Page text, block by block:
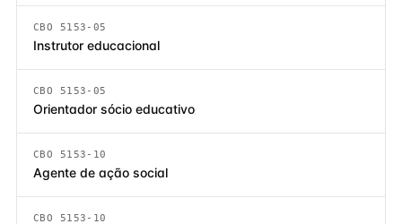
CBO 5153-05
Instrutor educacional
CBO 5153-05
Orientador sócio educativo
CBO 5153-10
Agente de ação social
CBO 5153-10